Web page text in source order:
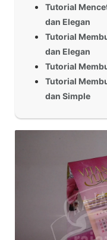
Tutorial
dan Elegan
Tutorial
dan Elegan
Tutorial
Tutorial
dan Simple